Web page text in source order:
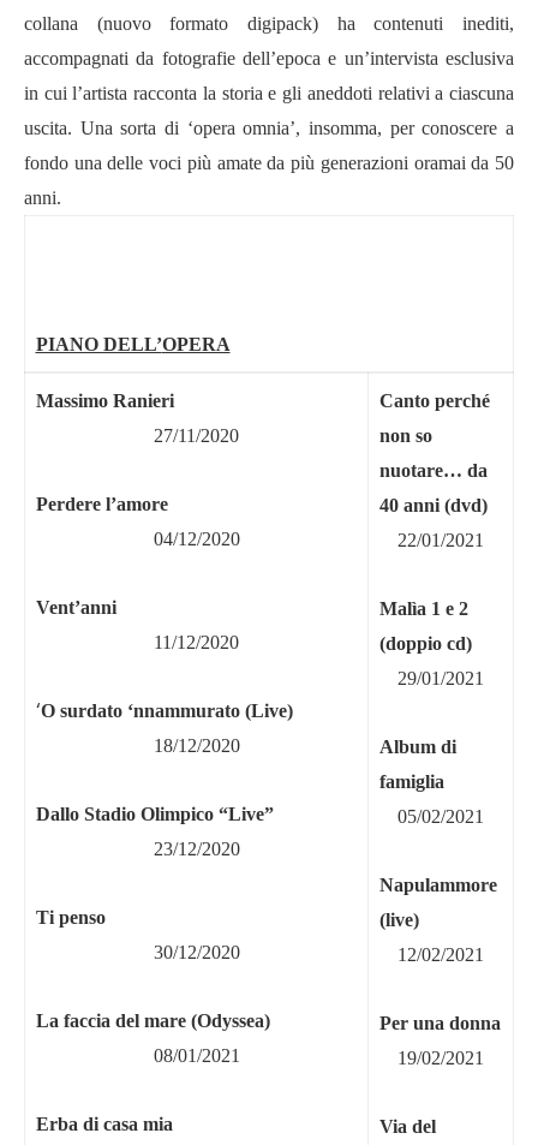
collana (nuovo formato digipack) ha contenuti inediti,
accompagnati da fotografie dell’epoca e un’intervista esclusiva
in cui l’artista racconta la storia e gli aneddoti relativi a ciascuna
uscita. Una sorta di ‘opera omnia’, insomma, per conoscere a
fondo una delle voci più amate da più generazioni oramai da 50
anni.
PIANO DELL’OPERA
Massimo Ranieri
27/11/2020
Perdere l’amore
04/12/2020
Vent’anni
11/12/2020
‘O surdato ‘nnammurato (Live)
18/12/2020
Dallo Stadio Olimpico “Live”
23/12/2020
Ti penso
30/12/2020
La faccia del mare (Odyssea)
08/01/2021
Erba di casa mia
Canto perché
non so
nuotare… da
40 anni (dvd)
22/01/2021
Malìa 1 e 2
(doppio cd)
29/01/2021
Album di
famiglia
05/02/2021
Napulammore
(live)
12/02/2021
Per una donna
19/02/2021
Via del